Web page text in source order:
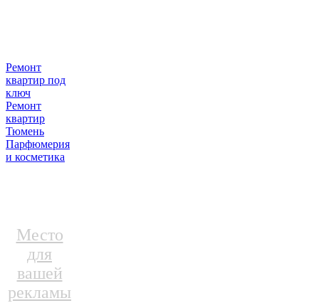
Ремонт
квартир под
ключ
Ремонт
квартир
Тюмень
Парфюмерия
и косметика
Место
для
вашей
рекламы